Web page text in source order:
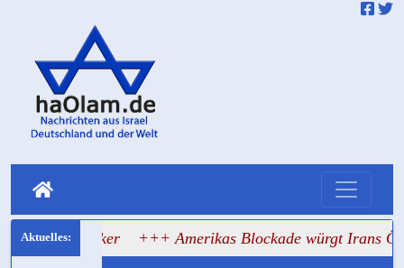
+++ Amerikas Blockade würgt Irans Ölexport ab